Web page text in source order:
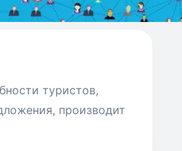
туристов,
производит